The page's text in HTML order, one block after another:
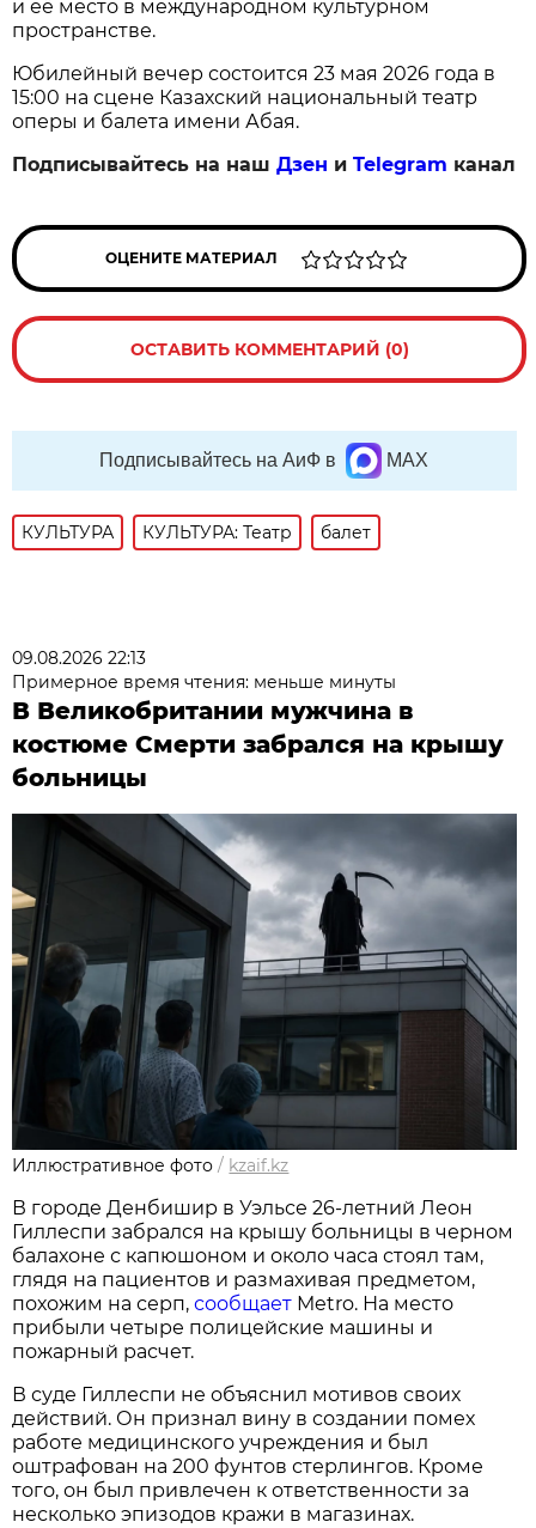
и её место в международном культурном
пространстве.
Юбилейный вечер состоится 23 мая 2026 года в
15:00 на сцене Казахский национальный театр
оперы и балета имени Абая.
Подписывайтесь на нашДзен иTelegram канал
ОЦЕНИТЕ МАТЕРИАЛ
ОСТАВИТЬ КОММЕНТАРИЙ (0)
Подписывайтесь на АиФ в MAX
КУЛЬТУРА КУЛЬТУРА: Театр балет
09.08.2026 22:13
Примерное время чтения: меньше минуты
В Великобритании мужчина в
костюме Смерти забрался на крышу
больницы
Иллюстративное фото / kzaif.kz
В городе Денбишир в Уэльсе 26-летний Леон
Гиллеспи забрался на крышу больницы в черном
балахоне с капюшоном и около часа стоял там,
глядя на пациентов и размахивая предметом,
похожим на серп,сообщает Metro. На место
прибыли четыре полицейские машины и
пожарный расчет.
В суде Гиллеспи не объяснил мотивов своих
действий. Он признал вину в создании помех
работе медицинского учреждения и был
оштрафован на 200 фунтов стерлингов. Кроме
того, он был привлечен к ответственности за
несколько эпизодов кражи в магазинах.